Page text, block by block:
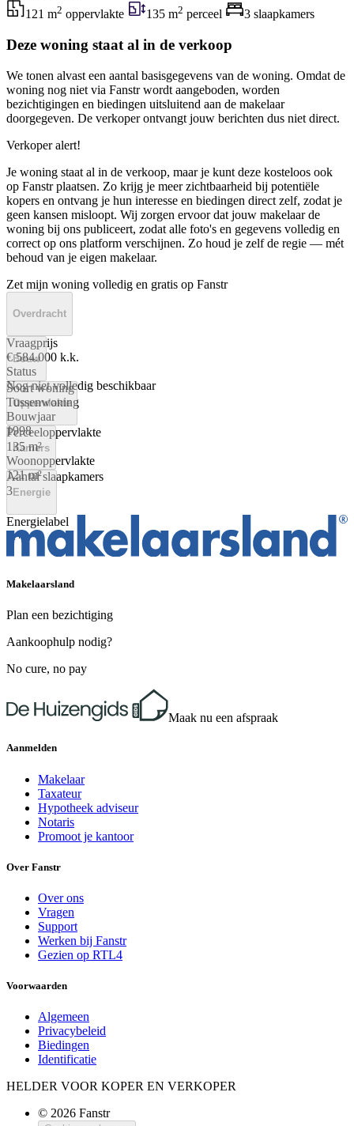
121 m2 oppervlakte 135 m2 perceel 3 slaapkamers
Deze woning staat al in de verkoop
We tonen alvast een aantal basisgegevens van de woning. Omdat de
woning nog niet via Fanstr wordt aangeboden, worden
bezichtigingen en biedingen uitsluitend aan de makelaar
doorgegeven. De verkoper ontvangt jouw berichten dus niet direct.
Verkoper alert!
Je woning staat al in de verkoop, maar je kunt deze kosteloos ook
op Fanstr plaatsen. Zo krijg je meer zichtbaarheid bij potentiële
kopers en ontvang je hun interesse en biedingen direct zelf, zodat je
geen kansen misloopt. Wij zorgen ervoor dat jouw makelaar de
woning bij ons publiceert, zodat alle foto's en gegevens volledig en
correct op ons platform verschijnen. Zo houd je zelf de regie — mét
behoud van je eigen makelaar.
Zet mijn woning volledig en gratis op Fanstr
Overdracht
Vraagprijs
€ 584.000 k.k.
Status
Nog niet volledig beschikbaar
Bouw
Soort woning
Tussenwoning
Bouwjaar
1998
Oppervlakte
Perceeloppervlakte
135 m²
Woonoppervlakte
121 m²
Kamers
Aantal slaapkamers
3 Energie
Energielabel
A+
Makelaarsland
Plan een bezichtiging
Aankoophulp nodig?
No cure, no pay
Maak nu een afspraak
Aanmelden
Makelaar
Taxateur
Hypotheek adviseur
Notaris
Promoot je kantoor
Over Fanstr
Over ons
Vragen
Support
Werken bij Fanstr
Gezien op RTL4
Voorwaarden
Algemeen
Privacybeleid
Biedingen
Identificatie
HELDER VOOR KOPER EN VERKOPER
© 2026 Fanstr